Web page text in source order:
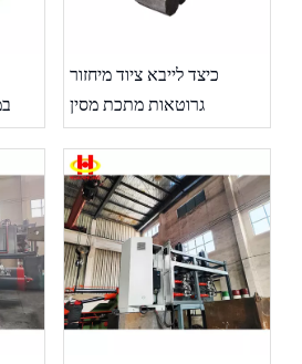
כיצד לייבא ציוד מיחזור
גרוטאות מתכת מסין